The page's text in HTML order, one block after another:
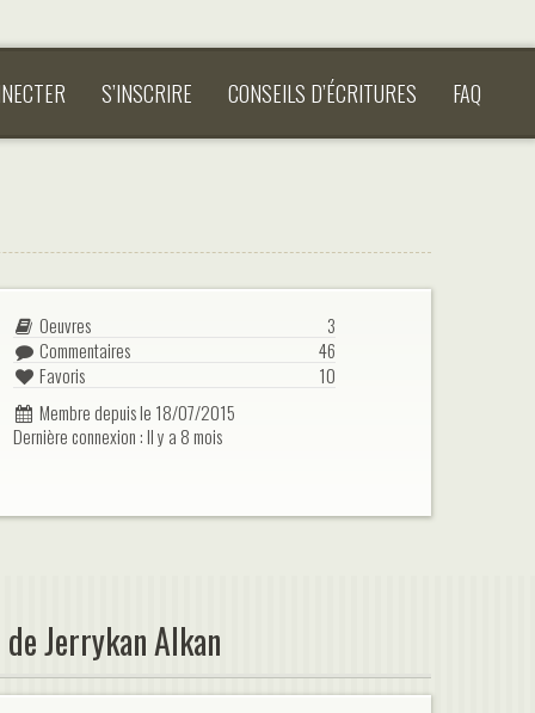
S’INSCRIRE CONSEILS D’ÉCRITURES FAQ
Oeuvres
3
Commentaires
46
Favoris
10
Membre depuis le 18/07/2015
Dernière connexion : Il y a 8 mois
Jerrykan Alkan